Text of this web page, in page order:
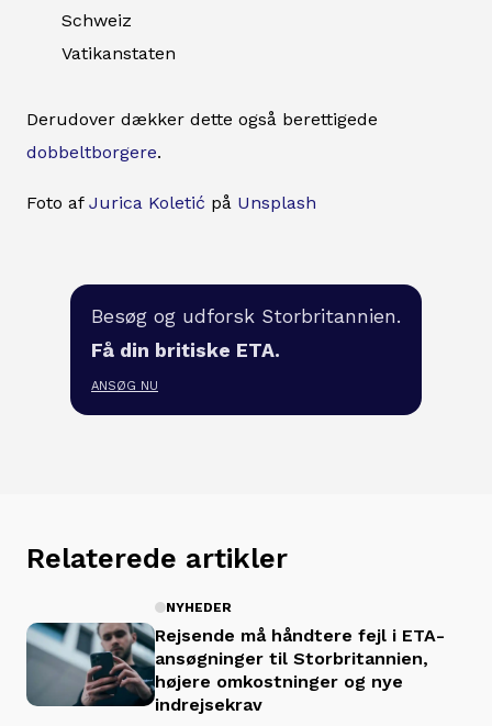
Schweiz
Vatikanstaten
Derudover dækker dette også berettigede
dobbeltborgere.
Foto af Jurica Koletić på Unsplash
Besøg og udforsk Storbritannien.
Få din britiske ETA.
ANSØG NU
Relaterede artikler
NYHEDER
Rejsende må håndtere fejl i ETA-
ansøgninger til Storbritannien,
højere omkostninger og nye
indrejsekrav